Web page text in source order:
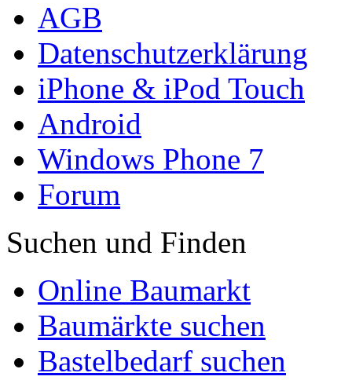
AGB
Datenschutzerklärung
iPhone & iPod Touch
Android
Windows Phone 7
Forum
Suchen und Finden
Online Baumarkt
Baumärkte suchen
Bastelbedarf suchen